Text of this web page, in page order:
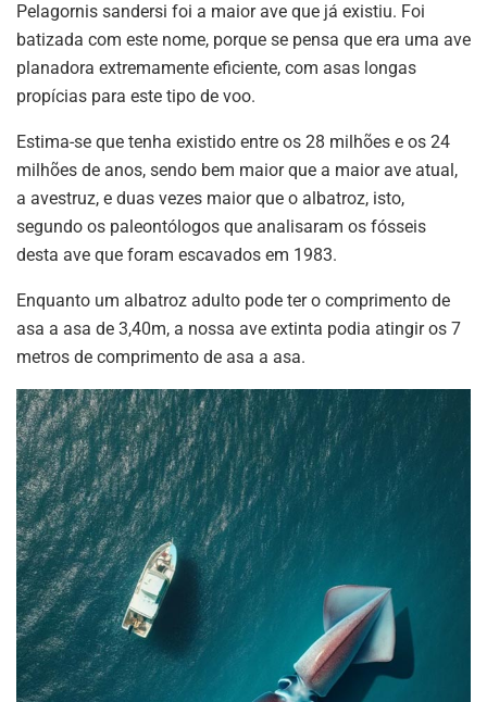
Pelagornis sandersi foi a maior ave que já existiu. Foi
batizada com este nome, porque se pensa que era uma ave
planadora extremamente eficiente, com asas longas
propícias para este tipo de voo.
Estima-se que tenha existido entre os 28 milhões e os 24
milhões de anos, sendo bem maior que a maior ave atual,
a avestruz, e duas vezes maior que o albatroz, isto,
segundo os paleontólogos que analisaram os fósseis
desta ave que foram escavados em 1983.
Enquanto um albatroz adulto pode ter o comprimento de
asa a asa de 3,40m, a nossa ave extinta podia atingir os 7
metros de comprimento de asa a asa.